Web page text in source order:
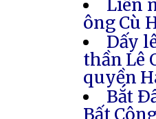
Liên
ông Cù
Dấy
thần Lê
quyền
Bắt
Bất